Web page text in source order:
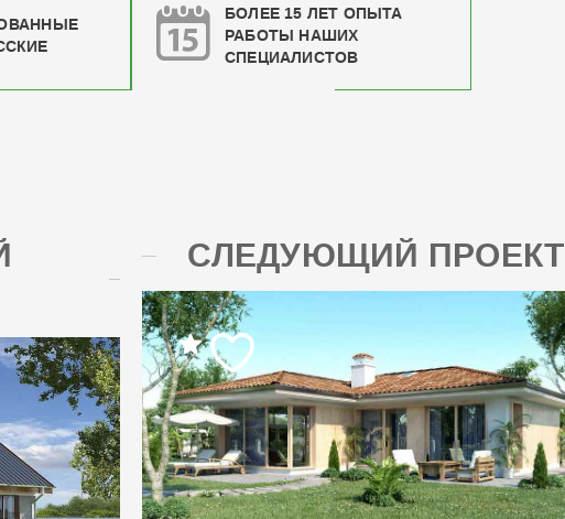
НЫЕ
БОЛЕЕ 15 ЛЕТ ОПЫТА
РАБОТЫ НАШИХ
СПЕЦИАЛИСТОВ
СЛЕДУЮЩИЙ ПРОЕКТ